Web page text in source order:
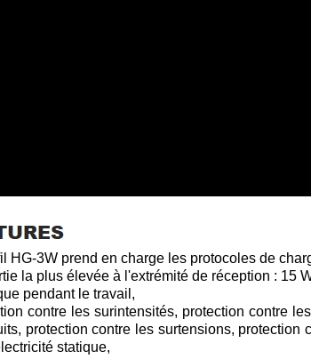
HG-3W prend en charge les protocoles de
la plus élevée à l'extrémité de réception : 15
pendant le travail,
contre les surintensités, protection contre
protection contre les surtensions,
statique,